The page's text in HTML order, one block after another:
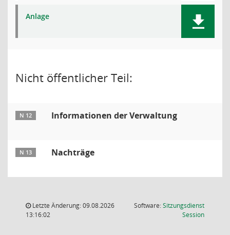
Anlage
Nicht öffentlicher Teil:
N 12 Informationen der Verwaltung
N 13 Nachträge
Letzte Änderung: 09.08.2026
13:16:02
Software:Sitzungsdienst
Session(Wird in